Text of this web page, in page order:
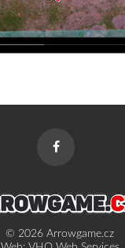
© 2026 Arrowgame.cz